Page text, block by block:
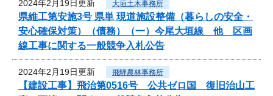
2024年2月19日更新 大垣土木事務所
県維工第安施3号 県単 現道施設整備（暮らしの安全・
安心確保対策）（債務）（一）今尾大垣線 他 区画
線工事に関する一般競争入札公告
2024年2月19日更新 飛騨農林事務所
【建設工事】飛治第0516号 公共ゼロ国 復旧治山工